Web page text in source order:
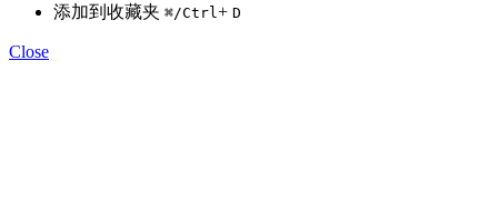
添加到收藏夹 ⌘/Ctrl + D
Close